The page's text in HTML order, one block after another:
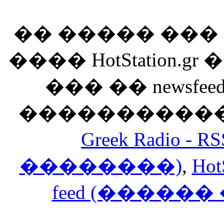
�� �����
����
��� ��
Greek Radio
��������),
feed